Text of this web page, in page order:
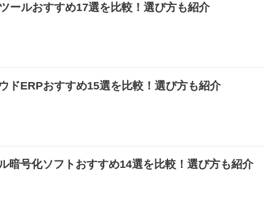
ールおすすめ17選を比較！選び方も紹介
ドERPおすすめ15選を比較！選び方も紹介
暗号化ソフトおすすめ14選を比較！選び方も紹介